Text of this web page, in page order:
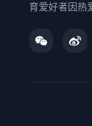
育爱好者因热